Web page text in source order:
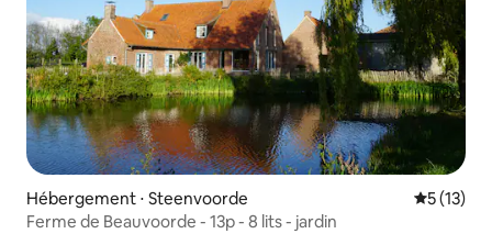
Hébergement ⋅ Steenvoorde
5 (13)
Ferme de Beauvoorde - 13p - 8 lits - jardin